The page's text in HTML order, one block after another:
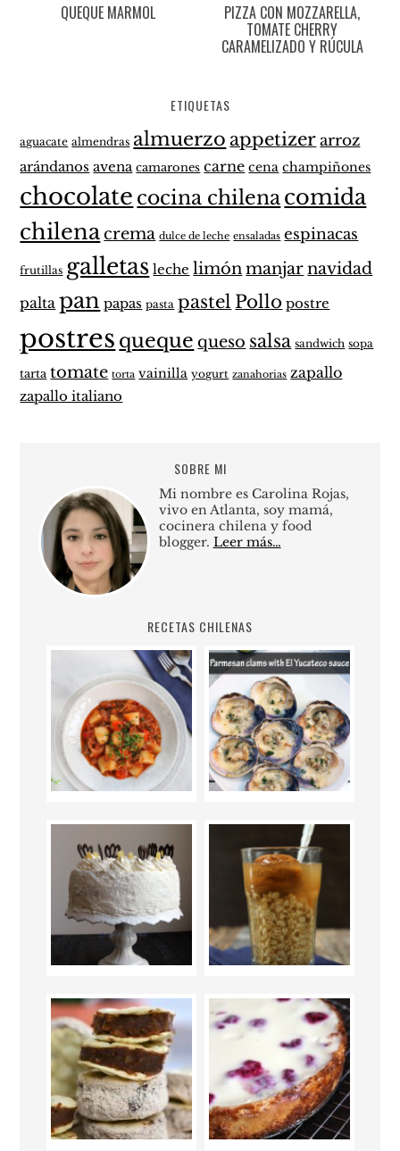
QUEQUE MARMOL PIZZA CON MOZZARELLA,
TOMATE CHERRY
CARAMELIZADO Y RÚCULA
ETIQUETAS
aguacate almendras almuerzo appetizer arroz
arándanos avena camarones carne cena champiñones
chocolate cocina chilenacomida
chilenacrema dulce de leche ensaladas espinacas
frutillas galletas leche limónmanjarnavidad
palta pan papas pasta pastel Pollo postre
postres queque queso salsa sandwich sopa
tarta tomate torta vainilla yogurt zanahorias zapallo
zapallo italiano
SOBRE MI
Mi nombre es Carolina Rojas,
vivo en Atlanta, soy mamá,
cocinera chilena y food
blogger. Leer más…
RECETAS CHILENAS